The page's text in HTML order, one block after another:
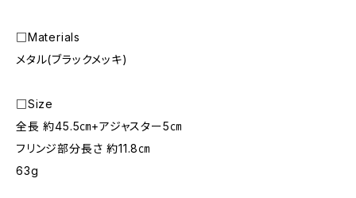
□Materials
メタル(ブラックメッキ)
□Size
全長 約45.5㎝+アジャスター5㎝
フリンジ部分長さ 約11.8㎝
63g